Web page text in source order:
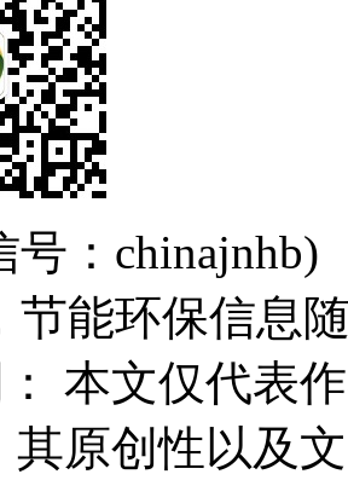
号：chinajnhb)
节能环保信息
本文仅代表
其原创性以及